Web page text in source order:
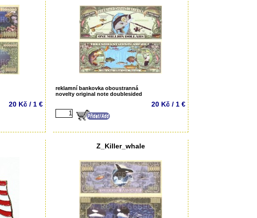
20 Kč / 1 €
reklamní bankovka oboustranná
novelty original note doublesided
20 Kč / 1 €
Z_Killer_whale